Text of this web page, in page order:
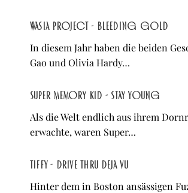
Wasia Project - Bleeding Gold
In diesem Jahr haben die beiden
Gao und Olivia Hardy…
Super Memory Kid - Stay Young
Als die Welt endlich aus ihrem
erwachte, waren Super…
TIFFY - Drive Thru Deja Vu
Hinter dem in Boston ansässigen